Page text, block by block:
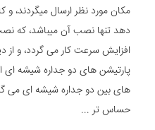
مکان مورد نظر ارسال میگردند، و
دهد تنها نصب آن میباشد، که
افزایش سرعت کار می گردد، و
پارتیشن های دو جداره شیشه ای
های بین دو جداره شیشه ای می
حساس تر ...